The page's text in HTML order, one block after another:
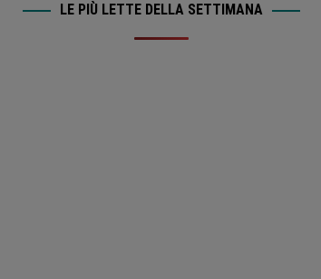
LE PIÙ LETTE DELLA SETTIMANA